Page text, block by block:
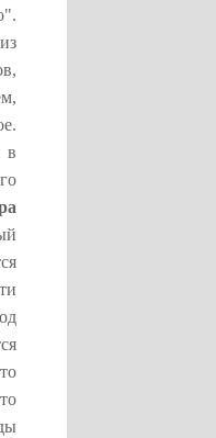
в